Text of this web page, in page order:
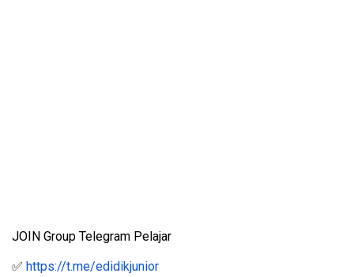
JOIN Group Telegram Pelajar
✅ https://t.me/edidikjunior